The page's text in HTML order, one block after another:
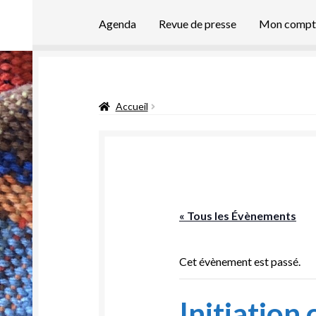
Agenda Revue de presse Mon
Accueil
« Tous les Évènements
Cet évènement est passé.